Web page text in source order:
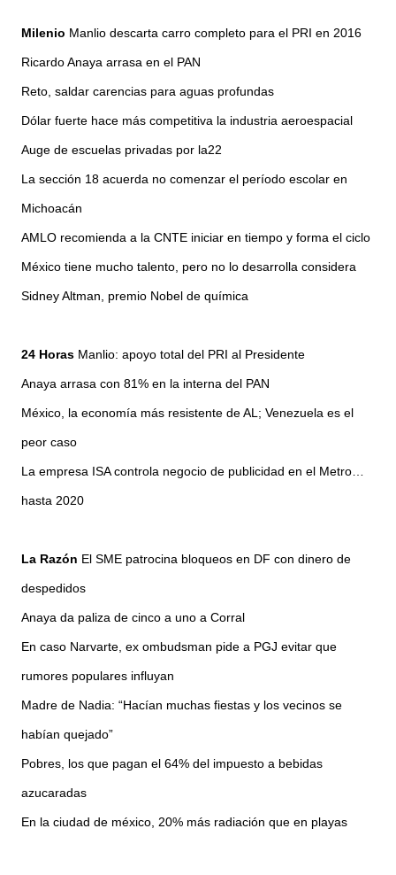
Milenio Manlio descarta carro completo para el PRI en 2016
Ricardo Anaya arrasa en el PAN
Reto, saldar carencias para aguas profundas
Dólar fuerte hace más competitiva la industria aeroespacial
Auge de escuelas privadas por la22
La sección 18 acuerda no comenzar el período escolar en
Michoacán
AMLO recomienda a la CNTE iniciar en tiempo y forma el ciclo
México tiene mucho talento, pero no lo desarrolla considera
Sidney Altman, premio Nobel de química
24 Horas Manlio: apoyo total del PRI al Presidente
Anaya arrasa con 81% en la interna del PAN
México, la economía más resistente de AL; Venezuela es el
peor caso
La empresa ISA controla negocio de publicidad en el Metro…
hasta 2020
La Razón El SME patrocina bloqueos en DF con dinero de
despedidos
Anaya da paliza de cinco a uno a Corral
En caso Narvarte, ex ombudsman pide a PGJ evitar que
rumores populares influyan
Madre de Nadia: “Hacían muchas fiestas y los vecinos se
habían quejado”
Pobres, los que pagan el 64% del impuesto a bebidas
azucaradas
En la ciudad de méxico, 20% más radiación que en playas